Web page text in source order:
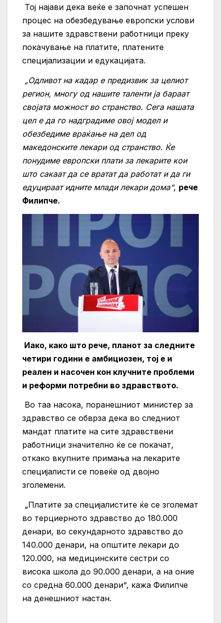
Тој најави дека веќе е започнат успешен
процес на обезбедување европски услови
за нашите здравствени работници преку
покачување на платите, платените
специјализации и едукацијата.
„Одливот на кадар е предизвик за целиот
регион, многу од нашите таленти ја бараат
својата можност во странство. Сега нашата
цел е да го надградиме овој модел и
обезбедиме враќање на дел од
македонските лекари од странство. Ќе
понудиме европски плати за лекарите кои
што сакаат да се вратат да работат и да ги
едуцираат идните млади лекари дома“, рече
Филипче.
Иако, како што рече, планот за следните
четири години е амбициозен, тој е и
реален и насочен кон клучните проблеми
и реформи потребни во здравството.
Во таа насока, поранешниот министер за
здравство се обврза дека во следниот
мандат платите на сите здравствени
работници значително ќе се покачат,
откако вкупните примања на лекарите
специјалисти се повеќе од двојно
зголемени.
„Платите за специјалистите ќе се зголемат
во терциерното здравство до 180.000
денари, во секундарното здравство до
140.000 денари, на општите лекари до
120.000, на медицинските сестри со
висока школа до 90.000 денари, а на оние
со средна 60.000 денари“, кажа Филипче
на денешниот настан.